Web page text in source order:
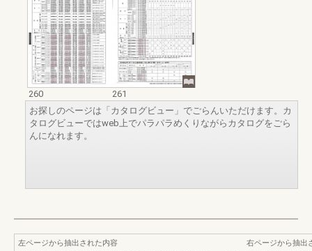
260
261
お探しのページは「カタログビュー」でごらんいただけます。カ
タログビューではweb上でパラパラめくりながらカタログをごら
んになれます。
左ページから抽出された内容
右ページから抽出